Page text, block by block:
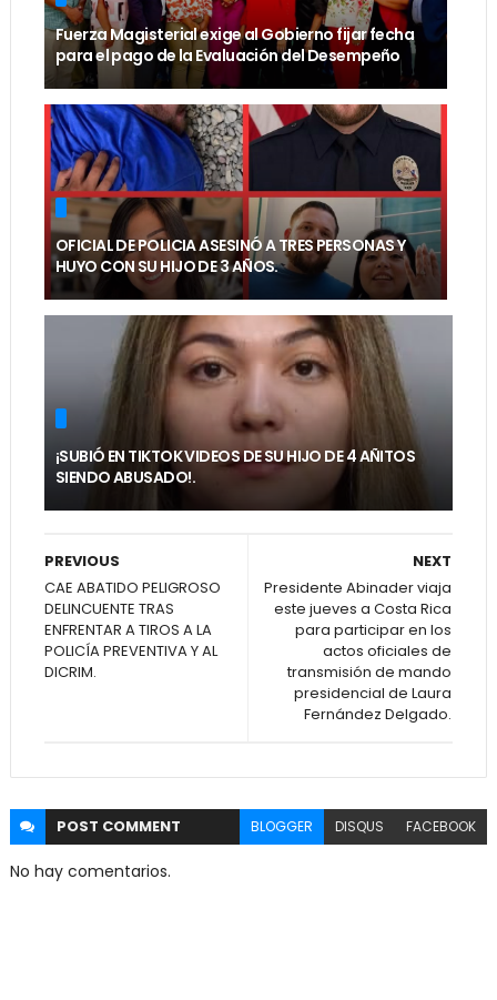
Fuerza Magisterial exige al Gobierno fijar fecha
para el pago de la Evaluación del Desempeño
OFICIAL DE POLICIA ASESINÓ A TRES PERSONAS Y
HUYO CON SU HIJO DE 3 AÑOS.
¡SUBIÓ EN TIKTOK VIDEOS DE SU HIJO DE 4 AÑITOS
SIENDO ABUSADO!.
NEXT
Presidente Abinader viaja
este jueves a Costa Rica
para participar en los
actos oficiales de
transmisión de mando
presidencial de Laura
Fernández Delgado.
PREVIOUS
CAE ABATIDO PELIGROSO
DELINCUENTE TRAS
ENFRENTAR A TIROS A LA
POLICÍA PREVENTIVA Y AL
DICRIM.
POST COMMENT BLOGGER DISQUS FACEBOOK
No hay comentarios.